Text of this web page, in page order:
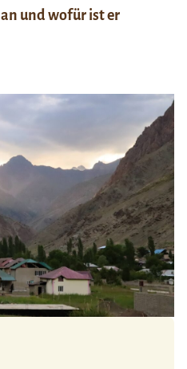
und wofür ist er